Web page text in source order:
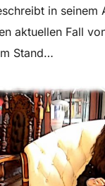
in seinem
aktuellen Fall
Stand…